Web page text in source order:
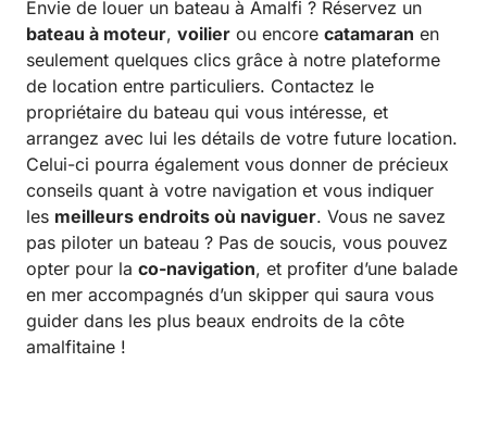
Envie de louer un bateau à Amalfi ? Réservez un
bateau à moteur, voilier ou encore catamaran en
seulement quelques clics grâce à notre plateforme
de location entre particuliers. Contactez le
propriétaire du bateau qui vous intéresse, et
arrangez avec lui les détails de votre future location.
Celui-ci pourra également vous donner de précieux
conseils quant à votre navigation et vous indiquer
les meilleurs endroits où naviguer. Vous ne savez
pas piloter un bateau ? Pas de soucis, vous pouvez
opter pour la co-navigation, et profiter d’une balade
en mer accompagnés d’un skipper qui saura vous
guider dans les plus beaux endroits de la côte
amalfitaine !